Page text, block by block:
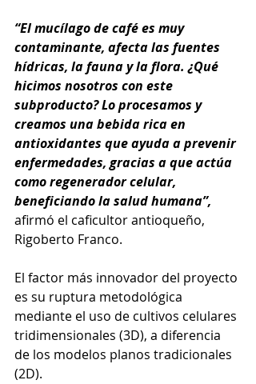
“El mucílago de café es muy
contaminante, afecta las fuentes
hídricas, la fauna y la flora. ¿Qué
hicimos nosotros con este
subproducto? Lo procesamos y
creamos una bebida rica en
antioxidantes que ayuda a prevenir
enfermedades, gracias a que actúa
como regenerador celular,
beneficiando la salud humana”,
afirmó el caficultor antioqueño,
Rigoberto Franco.
El factor más innovador del proyecto
es su ruptura metodológica
mediante el uso de cultivos celulares
tridimensionales (3D), a diferencia
de los modelos planos tradicionales
(2D).